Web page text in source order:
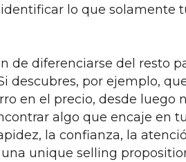
lo que solamente
de diferenciarse del resto
descubres, por ejemplo,
en el precio, desde luego
algo que encaje en
la confianza, la
unique selling